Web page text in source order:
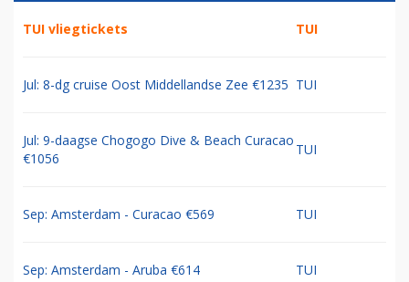
TUI vliegtickets TUI
Jul: 8-dg cruise Oost Middellandse Zee €1235 TUI
Jul: 9-daagse Chogogo Dive & Beach Curacao
€1056
TUI
Sep: Amsterdam - Curacao €569 TUI
Sep: Amsterdam - Aruba €614 TUI